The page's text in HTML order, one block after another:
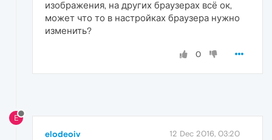
изображения, на других браузерах всё ок,
может что то в настройках браузера нужно
изменить?
0
E
elodeoiv 12 Dec 2016, 03:20